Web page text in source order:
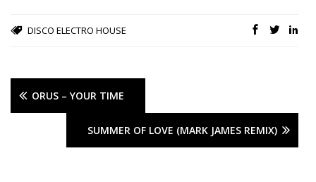
DISCO ELECTRO HOUSE
ORUS – YOUR TIME
SUMMER OF LOVE (MARK JAMES REMIX)